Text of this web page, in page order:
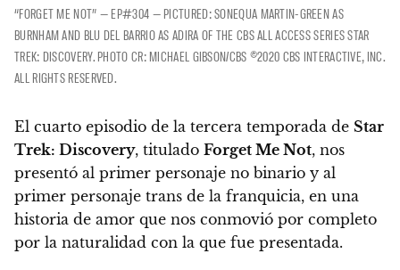
“FORGET ME NOT” — EP#304 — PICTURED: SONEQUA MARTIN-GREEN AS
BURNHAM AND BLU DEL BARRIO AS ADIRA OF THE CBS ALL ACCESS SERIES STAR
TREK: DISCOVERY. PHOTO CR: MICHAEL GIBSON/CBS ©2020 CBS INTERACTIVE, INC.
ALL RIGHTS RESERVED.
El cuarto episodio de la tercera temporada de Star
Trek: Discovery, titulado Forget Me Not, nos
presentó al primer personaje no binario y al
primer personaje trans de la franquicia, en una
historia de amor que nos conmovió por completo
por la naturalidad con la que fue presentada.